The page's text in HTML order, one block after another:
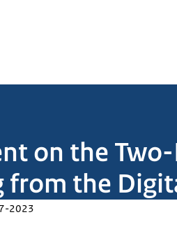
on the
from the
2023